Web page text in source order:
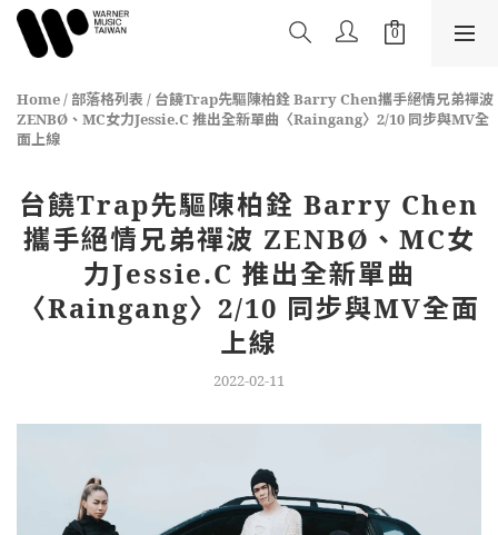
Home/ 部落格列表 / 台饒Trap先驅陳柏銓 Barry Chen攜手絕情兄弟禪波
ZENBØ、MC女力Jessie.C 推出全新單曲〈Raingang〉2/10 同步與MV全
面上線
台饒Trap先驅陳柏銓 Barry Chen
攜手絕情兄弟禪波 ZENBØ、MC女
力Jessie.C 推出全新單曲
〈Raingang〉2/10 同步與MV全面
上線
2022-02-11